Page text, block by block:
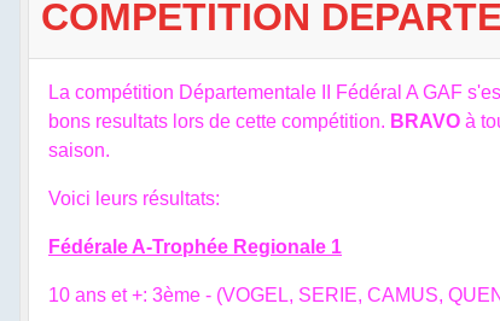
COMPETITION
La compétition Départementale II Fédéral A GAF
bons resultats lors de cette compétition. BRAVO à
saison.
Voici leurs résultats:
Fédérale A-Trophée Regionale 1
10 ans et +: 3ème - (VOGEL, SERIE, CAMUS,